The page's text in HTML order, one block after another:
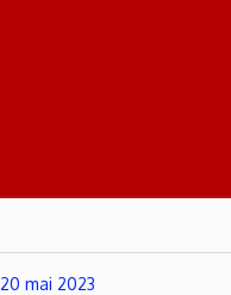
20 mai 2023